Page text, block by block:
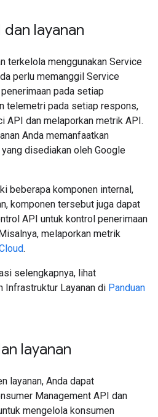
dan layanan
terkelola menggunakan Service
perlu memanggil Service
pada setiap
telemetri pada setiap respons,
API dan melaporkan metrik API.
Anda memanfaatkan
disediakan oleh Google
beberapa komponen internal,
komponen tersebut juga dapat
API untuk kontrol penerimaan
melaporkan metrik
.
selengkapnya, lihat
Infrastruktur Layanan di Panduan
layanan
layanan, Anda dapat
Management API dan
mengelola konsumen